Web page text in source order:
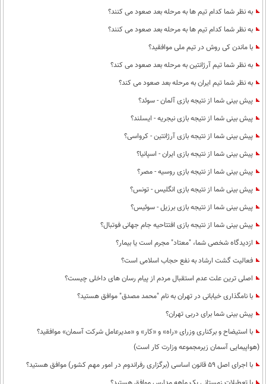
به نظر شما کدام تیم ها به مرحله بعد صعود می کنند؟
به نظر شما کدام تیم ها به مرحله بعد صعود می کنند؟
با ماندن کی روش در تیم ملی موافقید؟
به نظر شما تیم آرژانتین به مرحله بعد صعود می کند؟
به نظر شما تیم ایران به مرحله بعد صعود می کند؟
پیش بینی شما از نتیجه بازی آلمان - سوئد؟
پیش بینی شما از نتیجه بازی نیجریه - ایسلند؟
پیش بینی شما از نتیجه بازی آرژانتین - کرواسی؟
پیش بینی شما از نتیجه بازی ایران - اسپانیا؟
پیش بینی شما از نتیجه بازی روسیه - مصر؟
پیش بینی شما از نتیجه بازی انگلیس - تونس؟
پیش بینی شما از نتیجه بازی برزیل - سوئیس؟
پیش بینی شما از نتیجه بازی افتتاحیه جام جهانی فوتبال؟
ازدیدگاه شخصی شما، "معتاد" مجرم است یا بیمار؟
فعالیت گشت ارشاد به نفع حجاب اسلامی است؟
اصلی ترین علت عدم استقبال مردم از پیام رسان های داخلی چیست؟
با نامگذاری خیابانی در تهران به نام "محمد مصدق" موافق هستید؟
پیش بینی شما برای دربی تهران؟
با استیضاح و برکناری وزرای «راه» و «کار» و «مدیرعامل شرکت آسمان» موافقید؟
(هواپیمایی آسمان زیرمجموعه وزارت کار است)
با اجرای اصل 59 قانون اساسی (برگزاری رفراندوم در امور مهم کشور) موافق هستید؟